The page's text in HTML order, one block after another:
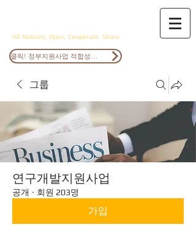
All Nations, Open, Cooperate, Share
그룹
연구개발지원사업
공개 · 회원 203명
가입